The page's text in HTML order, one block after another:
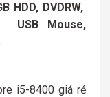
HDD, DVDRW,
USB Mouse,
i5-8400 giá rẻ